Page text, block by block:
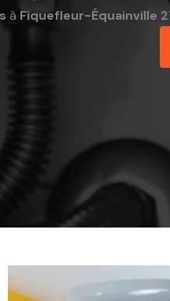
à Fiquefleur-Équainville